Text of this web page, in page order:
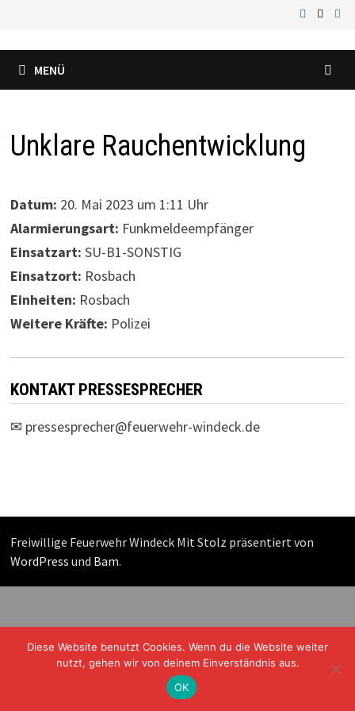
springen
MENÜ
Unklare Rauchentwicklung
Datum: 20. Mai 2023 um 1:11 Uhr
Alarmierungsart: Funkmeldeempfänger
Einsatzart: SU-B1-SONSTIG
Einsatzort: Rosbach
Einheiten: Rosbach
Weitere Kräfte: Polizei
KONTAKT PRESSESPRECHER
✉ pressesprecher@feuerwehr-windeck.de
Freiwillige Feuerwehr Windeck Mit Stolz präsentiert von
WordPress und Bam.
Diese Website benutzt Cookies. Wenn du die Website weiter
nutzt, gehen wir von deinem Einverständnis aus.
OK